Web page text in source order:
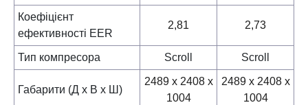
Коефіцієнт
ефективності EER
2,81 2,73
Тип компресора Scroll Scroll
Габарити (Д х В х Ш)
2489 х 2408 х
1004
2489 х 2408 х
1004